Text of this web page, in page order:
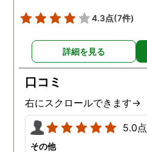
4.3点(7件)
詳細を見る
口コミ
右にスクロールできます→
5.0点
その他